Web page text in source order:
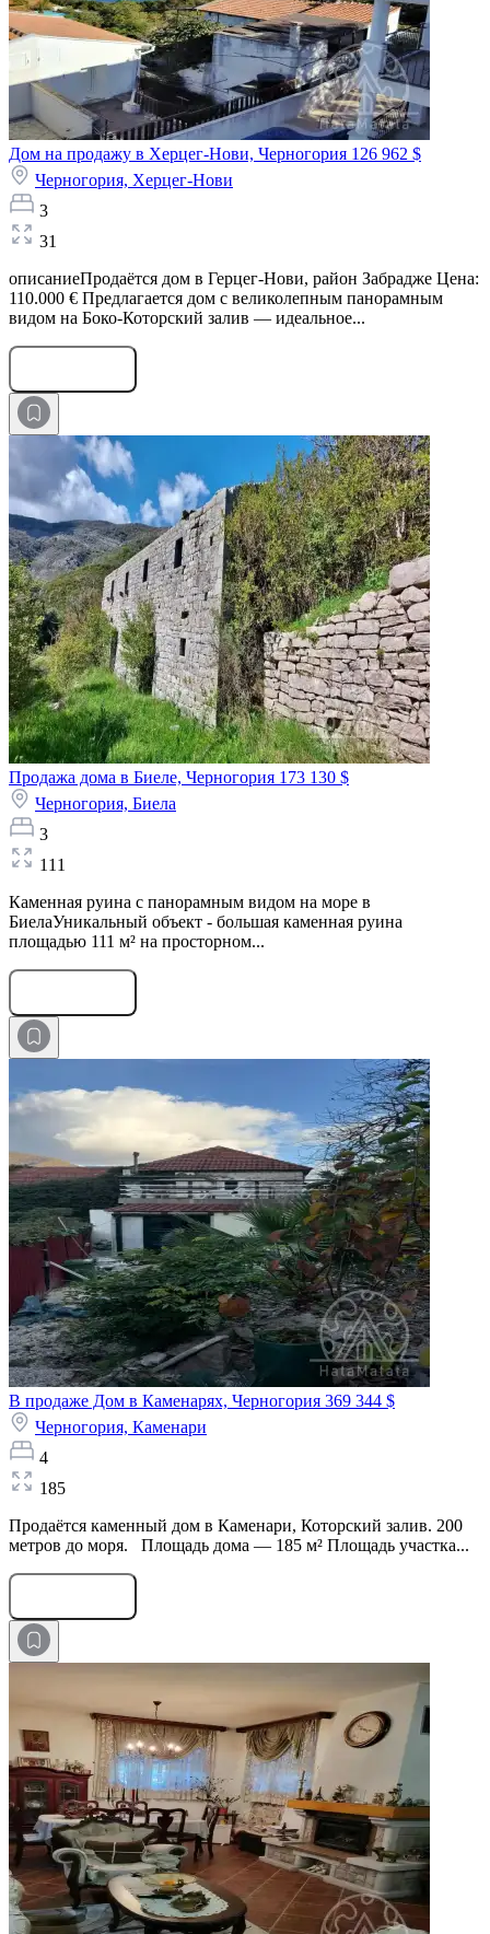
Дом на продажу в Херцег-Нови, Черногория 126 962 $
Черногория, Херцег-Нови
3
31
описаниеПродаётся дом в Герцег-Нови, район Забрадже Цена:
110.000 € Предлагается дом с великолепным панорамным
видом на Боко-Которский залив — идеальное...
Продажа дома в Биеле, Черногория 173 130 $
Черногория, Биела
3
111
Каменная руина с панорамным видом на море в
БиелаУникальный объект - большая каменная руина
площадью 111 м² на просторном...
В продаже Дом в Каменарях, Черногория 369 344 $
Черногория, Каменари
4
185
Продаётся каменный дом в Каменари, Которский залив. 200
метров до моря. Площадь дома — 185 м² Площадь участка...